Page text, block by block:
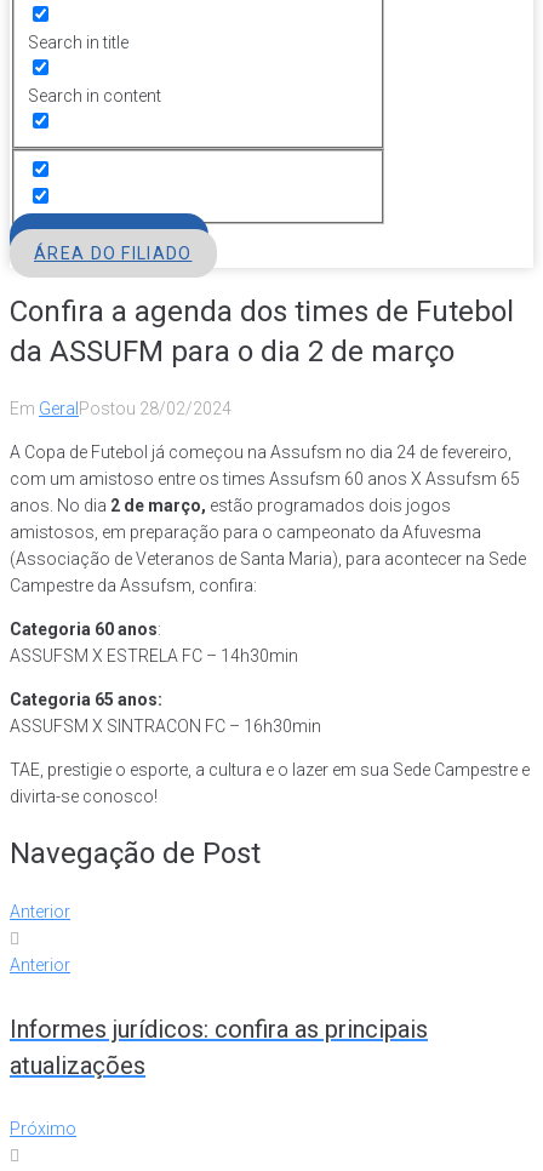
Search in title
Search in content
ÁREA DO FILIADO
Confira a agenda dos times de Futebol
da ASSUFM para o dia 2 de março
Em Geral Postou 28/02/2024
A Copa de Futebol já começou na Assufsm no dia 24 de fevereiro,
com um amistoso entre os times Assufsm 60 anos X Assufsm 65
anos. No dia 2 de março, estão programados dois jogos
amistosos, em preparação para o campeonato da Afuvesma
(Associação de Veteranos de Santa Maria), para acontecer na Sede
Campestre da Assufsm, confira:
Categoria 60 anos:
ASSUFSM X ESTRELA FC – 14h30min
Categoria 65 anos:
ASSUFSM X SINTRACON FC – 16h30min
TAE, prestigie o esporte, a cultura e o lazer em sua Sede Campestre e
divirta-se conosco!
Navegação de Post
Anterior
Anterior
Informes jurídicos: confira as principais
atualizações
Próximo